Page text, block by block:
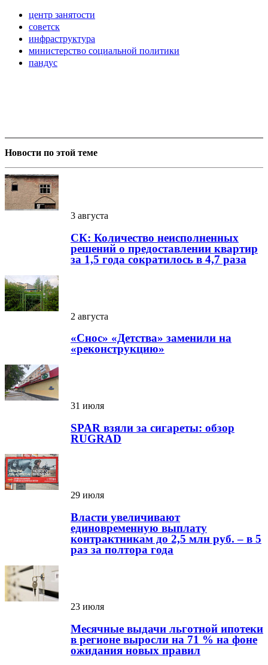
центр занятости
советск
инфраструктура
министерство социальной политики
пандус
Новости по этой теме
3 августа
СК: Количество неисполненных
решений о предоставлении квартир
за 1,5 года сократилось в 4,7 раза
2 августа
«Снос» «Детства» заменили на
«реконструкцию»
31 июля
SPAR взяли за сигареты: обзор
RUGRAD
29 июля
Власти увеличивают
единовременную выплату
контрактникам до 2,5 млн руб. – в 5
раз за полтора года
23 июля
Месячные выдачи льготной ипотеки
в регионе выросли на 71 % на фоне
ожидания новых правил